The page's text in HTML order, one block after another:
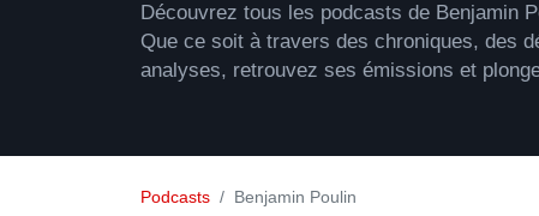
Découvrez tous les podcasts de Benjamin
Que ce soit à travers des chroniques, des
analyses, retrouvez ses émissions et
Podcasts Benjamin Poulin